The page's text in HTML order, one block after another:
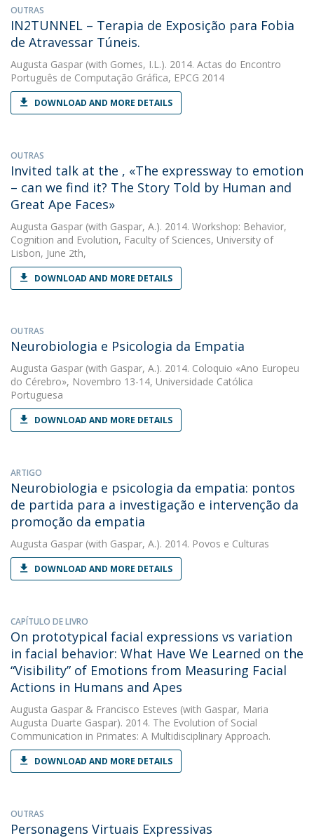
OUTRAS
IN2TUNNEL – Terapia de Exposição para Fobia
de Atravessar Túneis.
Augusta Gaspar (with Gomes, I.L.). 2014. Actas do Encontro
Português de Computação Gráfica, EPCG 2014
DOWNLOAD AND MORE DETAILS
OUTRAS
Invited talk at the , «The expressway to emotion
– can we find it? The Story Told by Human and
Great Ape Faces»
Augusta Gaspar (with Gaspar, A.). 2014. Workshop: Behavior,
Cognition and Evolution, Faculty of Sciences, University of
Lisbon, June 2th,
DOWNLOAD AND MORE DETAILS
OUTRAS
Neurobiologia e Psicologia da Empatia
Augusta Gaspar (with Gaspar, A.). 2014. Coloquio «Ano Europeu
do Cérebro», Novembro 13-14, Universidade Católica
Portuguesa
DOWNLOAD AND MORE DETAILS
ARTIGO
Neurobiologia e psicologia da empatia: pontos
de partida para a investigação e intervenção da
promoção da empatia
Augusta Gaspar (with Gaspar, A.). 2014. Povos e Culturas
DOWNLOAD AND MORE DETAILS
CAPÍTULO DE LIVRO
On prototypical facial expressions vs variation
in facial behavior: What Have We Learned on the
“Visibility” of Emotions from Measuring Facial
Actions in Humans and Apes
Augusta Gaspar & Francisco Esteves (with Gaspar, Maria
Augusta Duarte Gaspar). 2014. The Evolution of Social
Communication in Primates: A Multidisciplinary Approach.
DOWNLOAD AND MORE DETAILS
OUTRAS
Personagens Virtuais Expressivas